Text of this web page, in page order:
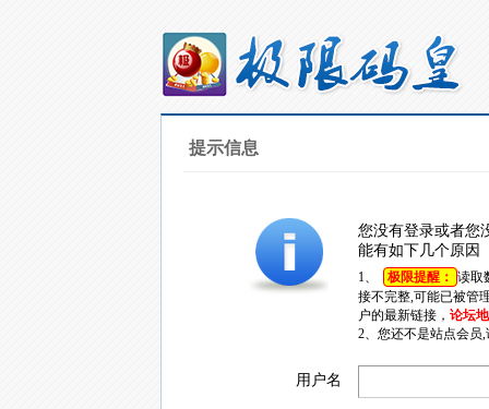
提示信息
您没有登录或者您
能有如下几个原因
1、 极限提醒： 读取
接不完整,可能已被管
户的最新链接， 论坛
2、您还不是站点会员
用户名